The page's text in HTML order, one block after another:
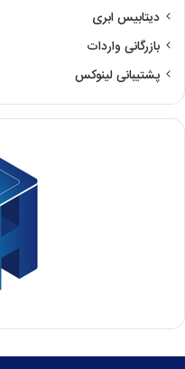
دیتابیس ابری
بازرگانی واردات
پشتیبانی لینوکس